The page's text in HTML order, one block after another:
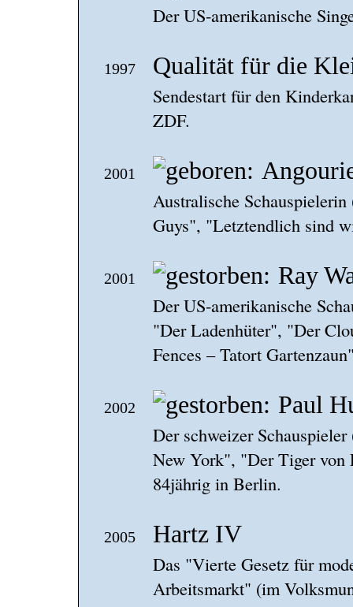
Der US-amerikanische
1997 Qualität für die
Sendestart für den
ZDF.
2001
Australische
Guys", "Letztendlich sind
2001 Ray
Der US-amerikanische
"Der Ladenhüter", "Der
Fences – Tatort
2002 Paul
Der schweizer
New York", "Der Tiger
84jährig in Berlin.
2005 Hartz IV
Das "Vierte Gesetz für
Arbeitsmarkt" (im